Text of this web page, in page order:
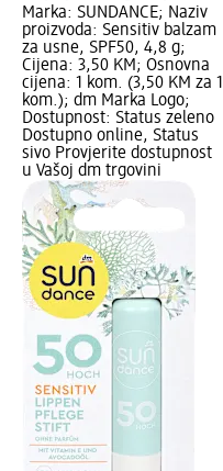
Marka: SUNDANCE; Naziv
proizvoda: Sensitiv balzam
za usne, SPF50, 4,8 g;
Cijena: 3,50 KM; Osnovna
cijena: 1 kom. (3,50 KM za 1
kom.); dm Marka Logo;
Dostupnost: Status zeleno
Dostupno online, Status
sivo Provjerite dostupnost
u Vašoj dm trgovini